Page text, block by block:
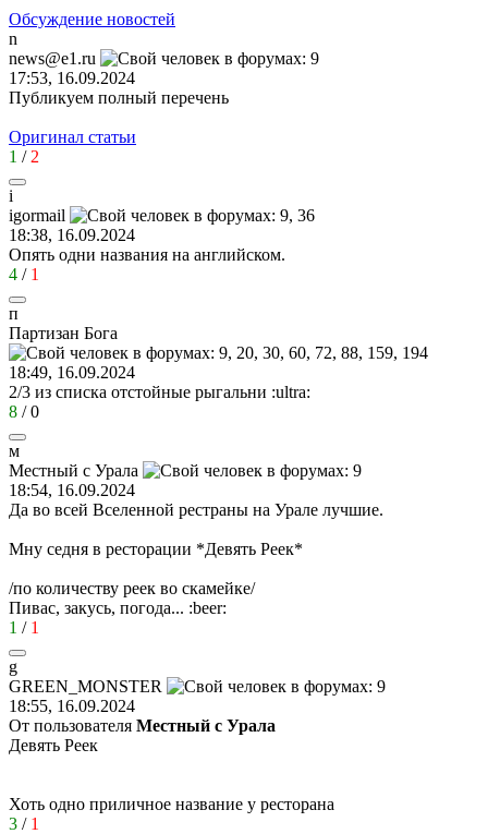
Обсуждение новостей
n
news@e1.ru
17:53, 16.09.2024
Публикуем полный перечень
Оригинал статьи
1 / 2
i
igormail
18:38, 16.09.2024
Опять одни названия на английском.
4 / 1
п
Партизан Бога
18:49, 16.09.2024
2/3 из списка отстойные рыгальни :ultra:
8 /0
м
Местный с Урала
18:54, 16.09.2024
Да во всей Вселенной рестраны на Урале лучшие.
Мну седня в ресторации *Девять Реек*
/по количеству реек во скамейке/
Пивас, закусь, погода... :beer:
1 / 1
g
GREEN_MONSTER
18:55, 16.09.2024
От пользователя Местный с Урала
Девять Реек
Хоть одно приличное название у ресторана
3 / 1